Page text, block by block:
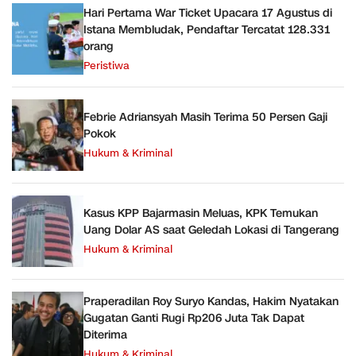
Hari Pertama War Ticket Upacara 17 Agustus di
Istana Membludak, Pendaftar Tercatat 128.331
orang
Peristiwa
Febrie Adriansyah Masih Terima 50 Persen Gaji
Pokok
Hukum & Kriminal
Kasus KPP Bajarmasin Meluas, KPK Temukan
Uang Dolar AS saat Geledah Lokasi di Tangerang
Hukum & Kriminal
Praperadilan Roy Suryo Kandas, Hakim Nyatakan
Gugatan Ganti Rugi Rp206 Juta Tak Dapat
Diterima